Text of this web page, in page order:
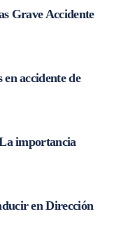
Grave Accidente
accidente de
importancia
en Dirección